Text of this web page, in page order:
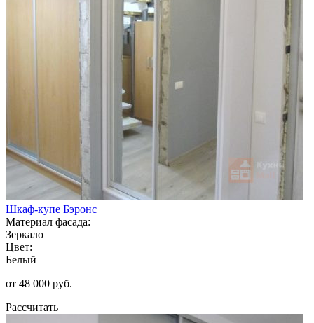
Шкаф-купе Бэронс
Материал фасада:
Зеркало
Цвет:
Белый
от 48 000 руб.
Рассчитать